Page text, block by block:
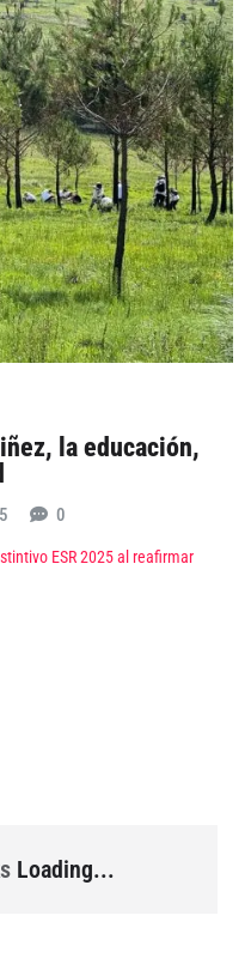
la educación,
0
ESR 2025 al reafirmar
Loading...